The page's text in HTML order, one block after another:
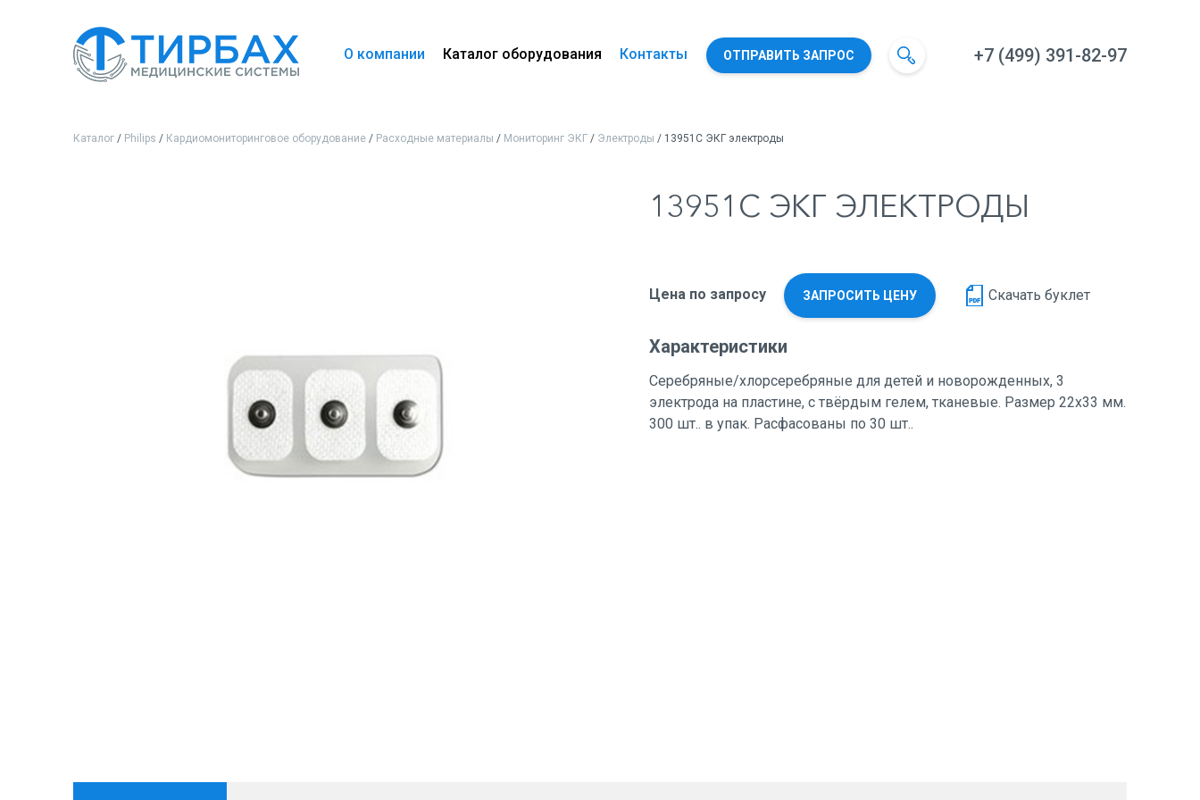
+7 (499) 391-82-97
О компании Каталог оборудования Контакты ОТПРАВИТЬ ЗАПРОС
Каталог / Philips / Кардиомониторинговое оборудование / Расходные материалы / Мониторинг ЭКГ / Электроды / 13951C ЭКГ электроды
13951C ЭКГ ЭЛЕКТРОДЫ
Цена по запросу ЗАПРОСИТЬ ЦЕНУ Скачать буклет
Характеристики
Серебряные/хлорсеребряные для детей и новорожденных, 3
электрода на пластине, с твёрдым гелем, тканевые. Размер 22х33 мм.
300 шт.. в упак. Расфасованы по 30 шт..